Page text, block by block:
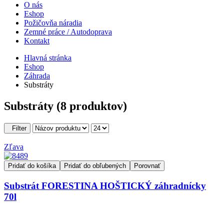
O nás
Eshop
Požičovňa náradia
Zemné práce / Autodoprava
Kontakt
Hlavná stránka
Eshop
Záhrada
Substráty
Substráty (8 produktov)
Filter
Zľava
Pridať do košíka Pridať do obľubených Porovnať
Substrát FORESTINA HOŠTICKÝ záhradnícky
70l